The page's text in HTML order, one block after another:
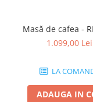
1.099,00 Lei
LA
ADAUGA IN